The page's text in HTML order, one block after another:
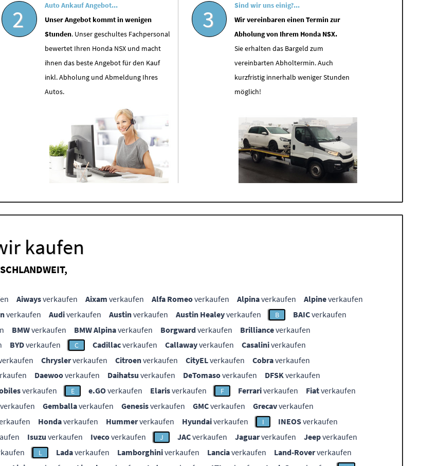
2
Auto Ankauf Angebot...
Unser Angebot kommt in wenigen
Stunden. Unser geschultes Fachpersonal
bewertet Ihren Honda NSX und macht
ihnen das beste Angebot für den Kauf
inkl. Abholung und Abmeldung Ihres
Autos.
3
Sind wir uns einig?...
Wir vereinbaren einen Termin zur
Abholung von Ihrem Honda NSX.
Sie erhalten das Bargeld zum
vereinbarten Abholtermin. Auch
kurzfristig innerhalb weniger Stunden
möglich!
kaufen
Aiwaysverkaufen Aixam verkaufen Alfa Romeoverkaufen Alpinaverkaufen Alpineverkaufen
verkaufen Audiverkaufen Austinverkaufen Austin Healeyverkaufen B BAICverkaufen
BMWverkaufen BMW Alpinaverkaufen Borgwardverkaufen Brillianceverkaufen
BYDverkaufen C Cadillacverkaufen Callawayverkaufen Casaliniverkaufen
Chryslerverkaufen Citroenverkaufen CityELverkaufen Cobraverkaufen
Daewooverkaufen Daihatsu verkaufen DeTomasoverkaufen DFSKverkaufen
verkaufen E e.GOverkaufen Elarisverkaufen F Ferrariverkaufen Fiatverkaufen
verkaufen Gemballaverkaufen Genesisverkaufen GMCverkaufen Grecavverkaufen
Hondaverkaufen Hummerverkaufen Hyundaiverkaufen I INEOSverkaufen
Isuzu verkaufen Ivecoverkaufen J JACverkaufen Jaguarverkaufen Jeepverkaufen
L Ladaverkaufen Lamborghiniverkaufen Lanciaverkaufen Land-Roververkaufen